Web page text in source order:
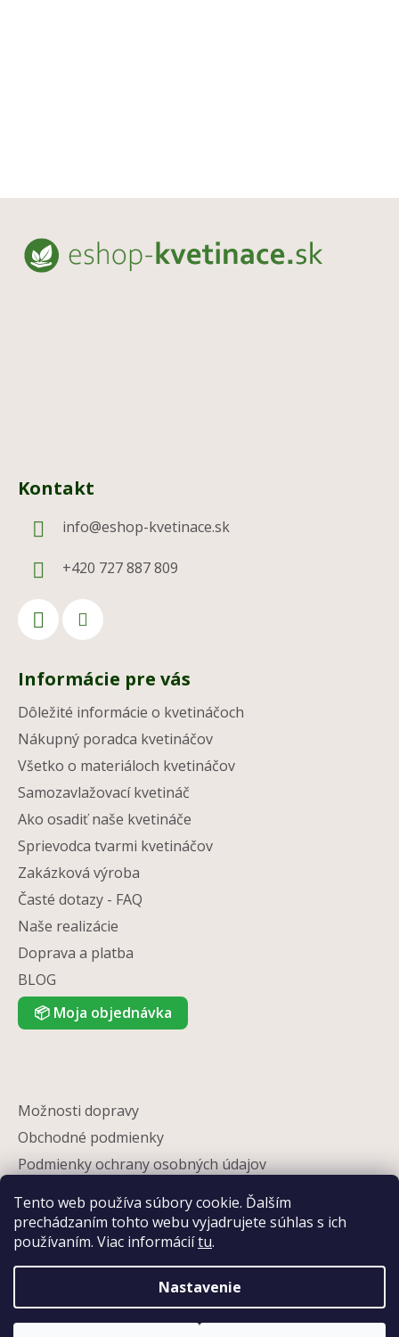
Tento web používa súbory cookie. Ďalším
prechádzaním tohto webu vyjadrujete súhlas s ich
používaním. Viac informáciítu.
Nastavenie
Kontakt
info@eshop-kvetinace.sk
+420 727 887 809
Informácie pre vás
Dôležité informácie o kvetináčoch
Nákupný poradca kvetináčov
Všetko o materiáloch kvetináčov
Samozavlažovací kvetináč
Ako osadiť naše kvetináče
Sprievodca tvarmi kvetináčov
Zakázková výroba
Časté dotazy - FAQ
Naše realizácie
Doprava a platba
BLOG
📦 Moja objednávka
Možnosti dopravy
Obchodné podmienky
Podmienky ochrany osobných údajov
Partneri
Kontakty